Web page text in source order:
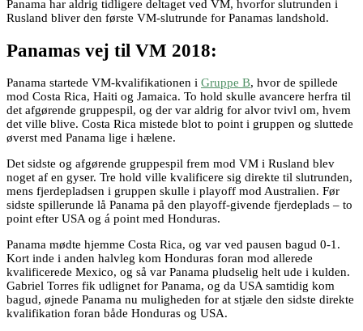
Panama har aldrig tidligere deltaget ved VM, hvorfor slutrunden i
Rusland bliver den første VM-slutrunde for Panamas landshold.
Panamas vej til VM 2018:
Panama startede VM-kvalifikationen i Gruppe B, hvor de spillede
mod Costa Rica, Haiti og Jamaica. To hold skulle avancere herfra til
det afgørende gruppespil, og der var aldrig for alvor tvivl om, hvem
det ville blive. Costa Rica mistede blot to point i gruppen og sluttede
øverst med Panama lige i hælene.
Det sidste og afgørende gruppespil frem mod VM i Rusland blev
noget af en gyser. Tre hold ville kvalificere sig direkte til slutrunden,
mens fjerdepladsen i gruppen skulle i playoff mod Australien. Før
sidste spillerunde lå Panama på den playoff-givende fjerdeplads – to
point efter USA og á point med Honduras.
Panama mødte hjemme Costa Rica, og var ved pausen bagud 0-1.
Kort inde i anden halvleg kom Honduras foran mod allerede
kvalificerede Mexico, og så var Panama pludselig helt ude i kulden.
Gabriel Torres fik udlignet for Panama, og da USA samtidig kom
bagud, øjnede Panama nu muligheden for at stjæle den sidste direkte
kvalifikation foran både Honduras og USA.